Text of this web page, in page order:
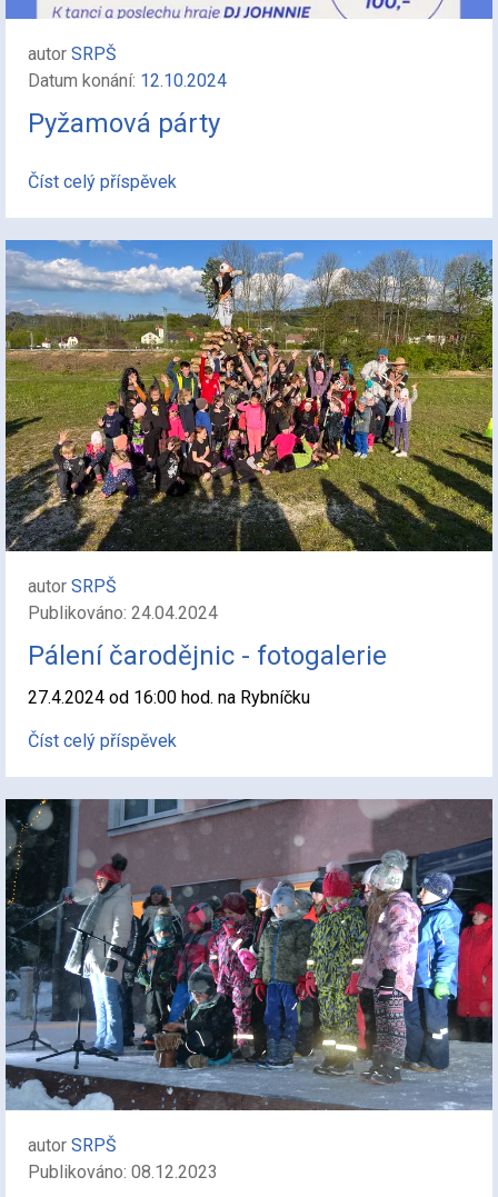
autor SRPŠ
Datum konání: 12.10.2024
Pyžamová párty
Číst celý příspěvek
autor SRPŠ
Publikováno: 24.04.2024
Pálení čarodějnic - fotogalerie
27.4.2024 od 16:00 hod. na Rybníčku
Číst celý příspěvek
autor SRPŠ
Publikováno: 08.12.2023